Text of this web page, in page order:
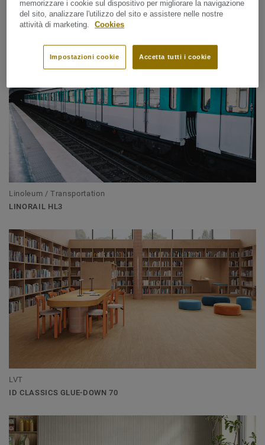
Treno
Linoleum / Transportation
LINORAIL HL3
LVT
ID CLASSICS GLUE-DOWN 70
memorizzare i cookie sul dispositivo per migliorare la navigazione
del sito, analizzare l'utilizzo del sito e assistere nelle nostre
attività di marketing.
Cookies
Accetta tutti i cookie
Impostazioni cookie